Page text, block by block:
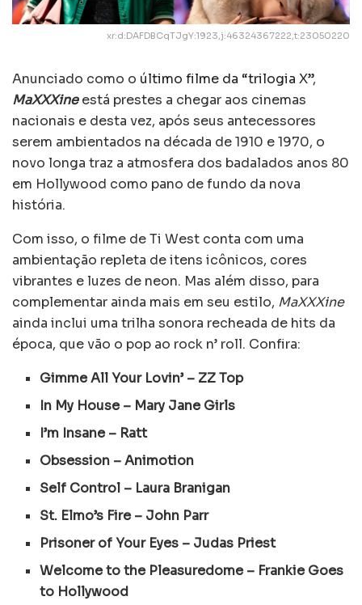
xr:d:DAFDBCqTJgY:1923,j:46324367222,t:23050220
Anunciado como o último filme da “trilogia X”,
MaXXXineestá prestes a chegar aos cinemas
nacionais e desta vez, após seus antecessores
serem ambientados na década de 1910 e 1970, o
novo longa traz a atmosfera dos badalados anos 80
em Hollywood como pano de fundo da nova
história.
Com isso, o filme de Ti West conta com uma
ambientação repleta de itens icônicos, cores
vibrantes e luzes de neon. Mas além disso, para
complementar ainda mais em seu estilo, MaXXXine
ainda inclui uma trilha sonora recheada de hits da
época, que vão o pop ao rock n’ roll. Confira:
Gimme All Your Lovin’ – ZZ Top
In My House – Mary Jane Girls
I’m Insane – Ratt
Obsession – Animotion
Self Control – Laura Branigan
St. Elmo’s Fire – John Parr
Prisoner of Your Eyes – Judas Priest
Welcome to the Pleasuredome – Frankie Goes
to Hollywood